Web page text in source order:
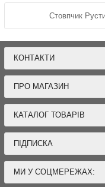
Стовпчик
КОНТАКТИ
ПРО МАГАЗИН
КАТАЛОГ ТОВАРІВ
ПІДПИСКА
МИ У СОЦМЕРЕЖАХ: